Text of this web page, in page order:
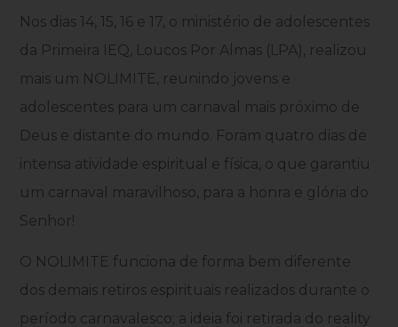
Nos dias 14, 15, 16 e 17, o ministério de adolescentes
da Primeira IEQ, Loucos Por Almas (LPA), realizou
mais um NOLIMITE, reunindo jovens e
adolescentes para um carnaval mais próximo de
Deus e distante do mundo. Foram quatro dias de
intensa atividade espiritual e física, o que garantiu
um carnaval maravilhoso, para a honra e glória do
Senhor!
O NOLIMITE funciona de forma bem diferente
dos demais retiros espirituais realizados durante o
período carnavalesco; a ideia foi retirada do reality